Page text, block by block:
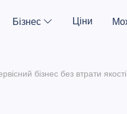
Бізнес Ціни
бізнес без втрати якості